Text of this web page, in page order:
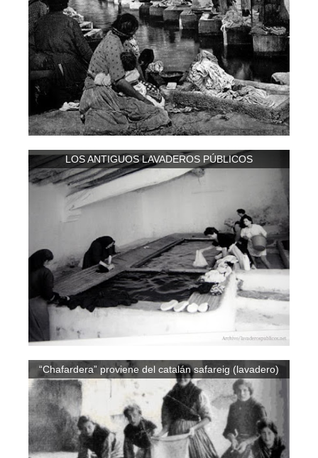
LOS ANTIGUOS LAVADEROS PÚBLICOS
“Chafardera” proviene del catalán safareig (lavadero)